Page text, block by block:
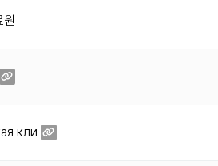
кли